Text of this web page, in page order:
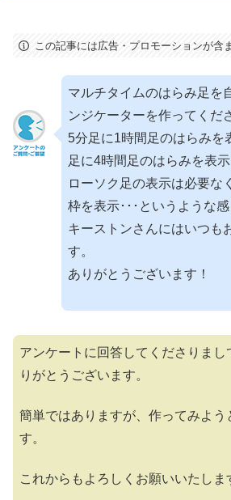
この記事には広告・プロモーションが含
マルチタイムのはらみ足を
ンジケーターを作ってくだ
5分足に1時間足のはらみを
足に4時間足のはらみを表示
ローソク足の表示は必要な
枠を表示･･･というような感
キーストンさんにはいつも
す。
ありがとうございます！
アンケートに回答してくださりまし
りがとうございます。
簡単ではありますが、作ってみよう
す。
これからもよろしくお願いいたしま